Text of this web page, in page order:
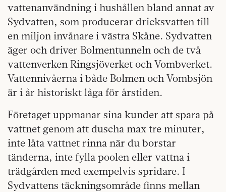
vattenanvändning i hushållen bland annat av
Sydvatten, som producerar dricksvatten till
en miljon invånare i västra Skåne. Sydvatten
äger och driver Bolmentunneln och de två
vattenverken Ringsjöverket och Vombverket.
Vattennivåerna i både Bolmen och Vombsjön
är i år historiskt låga för årstiden.
Företaget uppmanar sina kunder att spara på
vattnet genom att duscha max tre minuter,
inte låta vattnet rinna när du borstar
tänderna, inte fylla poolen eller vattna i
trädgården med exempelvis spridare. I
Sydvattens täckningsområde finns mellan